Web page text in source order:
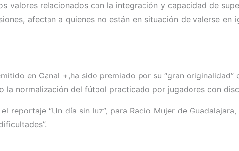
valores relacionados con la integración y capacidad de
afectan a quienes no están en situación de valerse en
en Canal +,ha sido premiado por su “gran originalidad”
la normalización del fútbol practicado por jugadores con
reportaje “Un día sin luz”, para Radio Mujer de